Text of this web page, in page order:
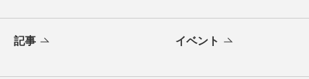
記事 イベント